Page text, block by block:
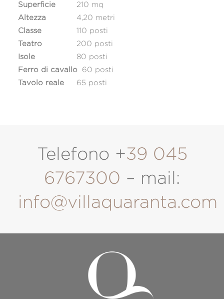
Superficie
210 mq
Altezza
4,20 metri
Classe
110 posti
Teatro
200 posti
Isole
80 posti
Ferro di cavallo
60 posti
Tavolo reale
65 posti
Telefono +39 045
6767300 – mail:
info@villaquaranta.com